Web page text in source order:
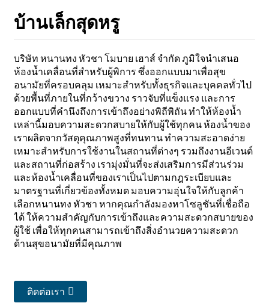
บ้านเล็กสุดหรู
บริษัท หนานทง หัวชา โมบาย เฮาส์ จำกัด ภูมิใจนำเสนอ
ห้องน้ำเคลื่อนที่สำหรับผู้พิการ ซึ่งออกแบบมาเพื่อสุข
อนามัยที่ครอบคลุม เหมาะสำหรับทั้งธุรกิจและบุคคลทั่วไป
ด้วยพื้นที่ภายในที่กว้างขวาง ราวจับที่แข็งแรง และการ
ออกแบบที่คำนึงถึงการเข้าถึงอย่างพิถีพิถัน ทำให้ห้องน้ำ
เหล่านี้มอบความสะดวกสบายให้กับผู้ใช้ทุกคน ห้องน้ำของ
เราผลิตจากวัสดุคุณภาพสูงที่ทนทาน ทำความสะอาดง่าย
เหมาะสำหรับการใช้งานในสถานที่ต่างๆ รวมถึงงานอีเวนต์
และสถานที่ก่อสร้าง เรามุ่งมั่นที่จะส่งเสริมการมีส่วนร่วม
และห้องน้ำเคลื่อนที่ของเราเป็นไปตามกฎระเบียบและ
มาตรฐานที่เกี่ยวข้องทั้งหมด มอบความอุ่นใจให้กับลูกค้า
เลือกหนานทง หัวชา หากคุณกำลังมองหาโซลูชันที่เชื่อถือ
ได้ ให้ความสำคัญกับการเข้าถึงและความสะดวกสบายของ
ผู้ใช้ เพื่อให้ทุกคนสามารถเข้าถึงสิ่งอำนวยความสะดวก
ด้านสุขอนามัยที่มีคุณภาพ
ติดต่อเรา